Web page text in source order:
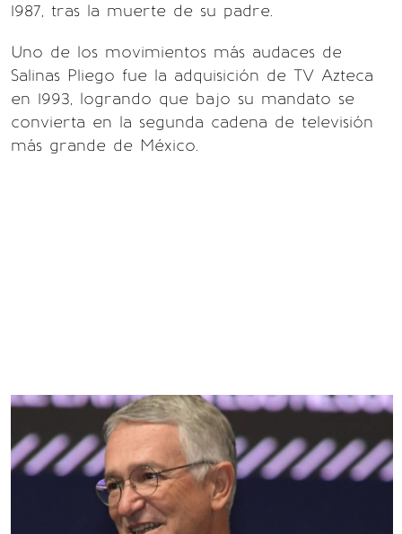
1987, tras la muerte de su padre.
Uno de los movimientos más audaces de
Salinas Pliego fue la adquisición de TV Azteca
en 1993, logrando que bajo su mandato se
convierta en la segunda cadena de televisión
más grande de México.